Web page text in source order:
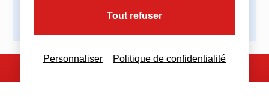
Tout refuser
Personnaliser Politique de confidentialité